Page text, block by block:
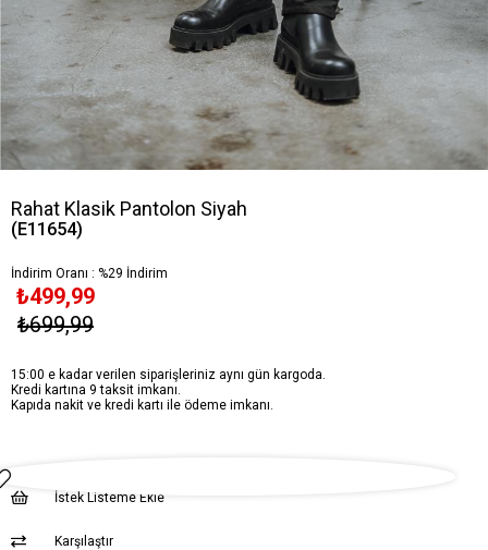
Rahat Klasik Pantolon Siyah
(E11654)
İndirim Oranı : %29 İndirim
₺699,99
₺499,99
15:00 e kadar verilen siparişleriniz aynı gün kargoda.
Kredi kartına 9 taksit imkanı.
Kapıda nakit ve kredi kartı ile ödeme imkanı.
İstek Listeme Ekle
Karşılaştır